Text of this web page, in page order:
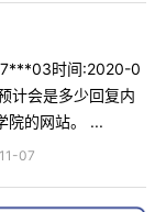
时间:2020-0
计会是多少回复内
院的网站。 ...
07